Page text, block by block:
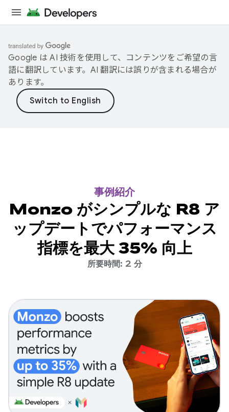
Google は AI 技術を使用して、コンテンツをご希望の言
語に翻訳しています。AI 翻訳には誤りが含まれる場合が
あります。
事例紹介
Monzo がシンプルな R8 ア
ップデートでパフォーマンス
指標を最大 35% 向上
所要時間: 2 分